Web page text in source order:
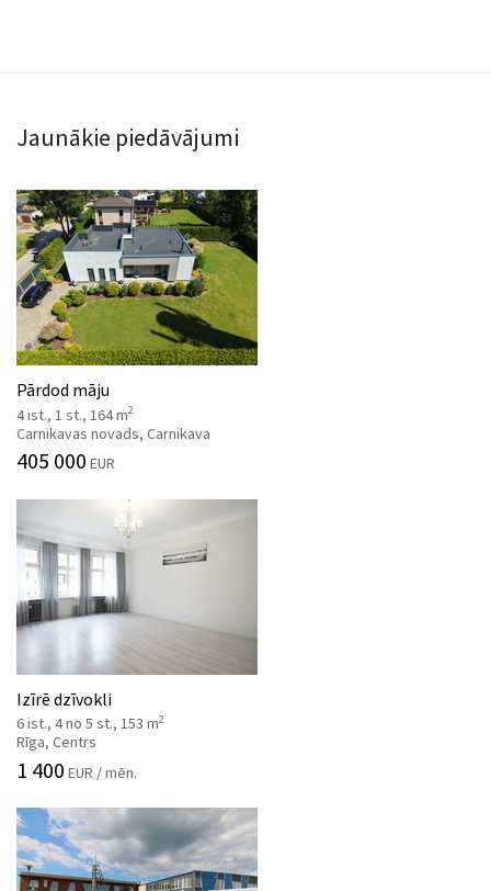
Jaunākie piedāvājumi
Pārdod māju
4 ist., 1 st., 164 m2
Carnikavas novads, Carnikava
405 000 EUR
Izīrē dzīvokli
6 ist., 4 no 5 st., 153 m2
Rīga, Centrs
1 400 EUR / mēn.